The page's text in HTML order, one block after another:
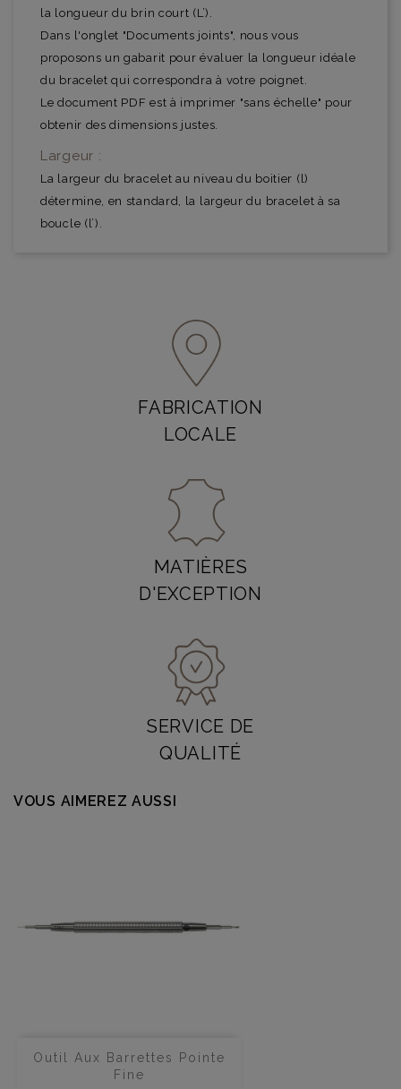
la longueur du brin court (L’).
Dans l'onglet "Documents joints", nous vous
proposons un gabarit pour évaluer la longueur idéale
du bracelet qui correspondra à votre poignet.
Le document PDF est à imprimer "sans échelle" pour
obtenir des dimensions justes.
Largeur :
La largeur du bracelet au niveau du boitier (l)
détermine, en standard, la largeur du bracelet à sa
boucle (l’).
FABRICATION
LOCALE
MATIÈRES
D'EXCEPTION
SERVICE DE
QUALITÉ
VOUS AIMEREZ AUSSI
Outil Aux Barrettes Pointe
Fine